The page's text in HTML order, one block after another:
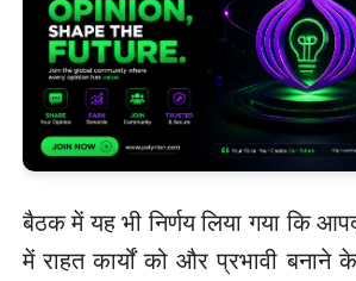
बैठक में यह भी निर्णय लिया गया कि
में राहत कार्यों को और प्रभावी बनाने